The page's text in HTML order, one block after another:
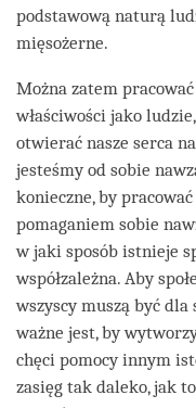
podstawową naturą
mięsożerne.
Można zatem
właściwości jako
otwierać nasze serca
jesteśmy od sobie
konieczne, by
pomaganiem sobie
w jaki sposób istnieje
współzależna. Aby
wszyscy muszą być
ważne jest, by
chęci pomocy innym
zasięg tak daleko, jak